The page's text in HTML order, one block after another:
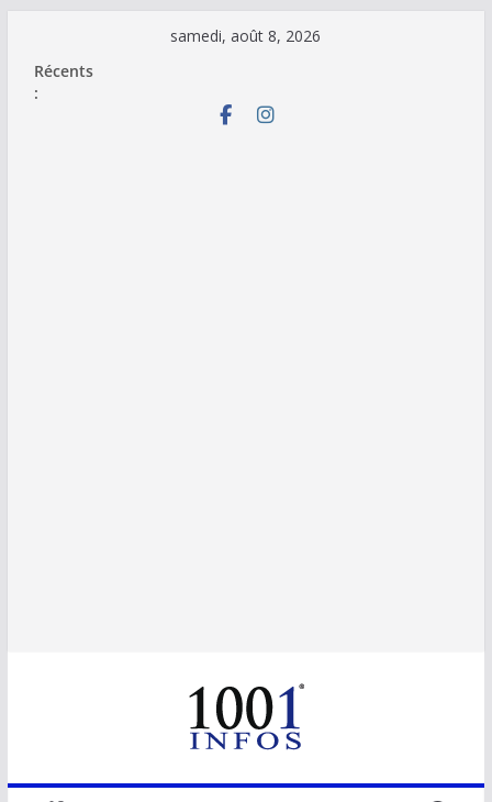
contenu
samedi, août 8, 2026
Récents
: